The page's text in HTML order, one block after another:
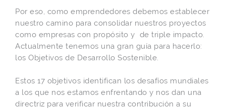
Por eso, como emprendedores debemos establecer
nuestro camino para consolidar nuestros proyectos
como empresas con propósito y de triple impacto.
Actualmente tenemos una gran guía para hacerlo:
los Objetivos de Desarrollo Sostenible.
Estos 17 objetivos identifican los desafíos mundiales
a los que nos estamos enfrentando y nos dan una
directriz para verificar nuestra contribución a su